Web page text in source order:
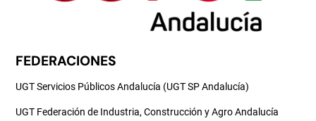
FEDERACIONES
UGT Servicios Públicos Andalucía (UGT SP Andalucía)
UGT Federación de Industria, Construcción y Agro Andalucía